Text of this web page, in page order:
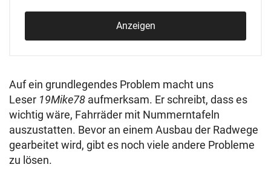
Anzeigen
Auf ein grundlegendes Problem macht uns
Leser 19Mike78 aufmerksam. Er schreibt, dass es
wichtig wäre, Fahrräder mit Nummerntafeln
auszustatten. Bevor an einem Ausbau der Radwege
gearbeitet wird, gibt es noch viele andere Probleme
zu lösen.